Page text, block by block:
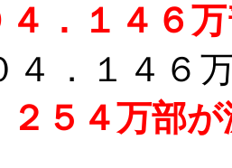
４．１４６
４．１４６
２５４万部